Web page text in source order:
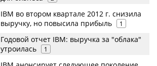
IBM во втором квартале 2012 г. снизила
выручку, но повысила прибыль
1
Годовой отчет IBM: выручка за "облака"
утроилась
1